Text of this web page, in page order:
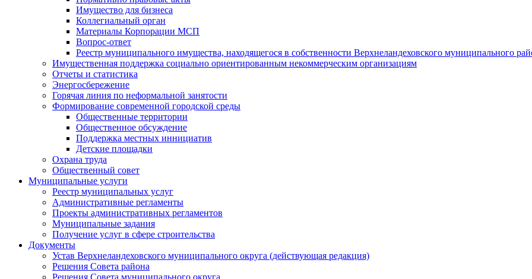
Имущество для бизнеса
Коллегиальный орган
Материалы Корпорации МСП
Вопрос-ответ
Реестр муниципального имущества, находящегося в собственности Верхнеландеховского муниципального
Имущественная поддержка социально ориентированным некоммерческим организациям
Отчеты и статистика
Энергосбережение
Горячая линия по неформальной занятости
Формирование современной городской среды
Общественные территории
Общественное обсуждение
Поддержка местных иннициатив
Детские площадки
Охрана труда
Общественный совет
Муниципальные услуги
Реестр муниципальных услуг
Административные регламенты
Проекты административных регламентов
Муниципальные задания
Получение услуг в сфере строительства
Документы
Устав Верхнеландеховского муниципального округа (действующая редакция)
Решения Совета района
Решения Совета муниципального округа